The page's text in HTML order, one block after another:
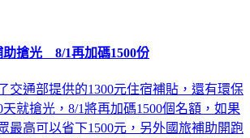
助搶光 8/1再加碼1500份
交通部提供的1300元住宿補貼，還有環保
就搶光，8/1將再加碼1500個名額，如果
最高可以省下1500元，另外國旅補助開跑